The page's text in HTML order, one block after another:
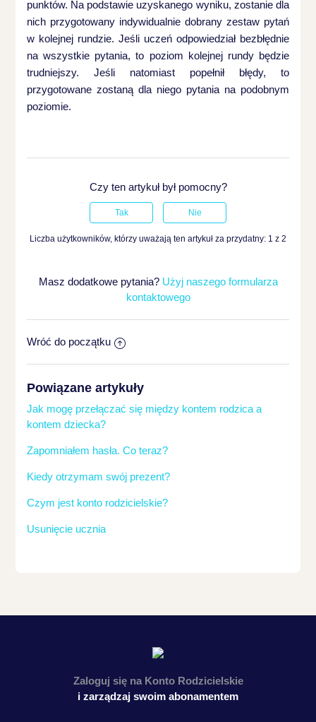
punktów. Na podstawie uzyskanego wyniku, zostanie dla
nich przygotowany indywidualnie dobrany zestaw pytań
w kolejnej rundzie. Jeśli uczeń odpowiedział bezbłędnie
na wszystkie pytania, to poziom kolejnej rundy będzie
trudniejszy. Jeśli natomiast popełnił błędy, to
przygotowane zostaną dla niego pytania na podobnym
poziomie.
Czy ten artykuł był pomocny?
Liczba użytkowników, którzy uważają ten artykuł za przydatny: 1 z 2
Masz dodatkowe pytania? Użyj naszego formularza
kontaktowego
Wróć do początku
Powiązane artykuły
Jak mogę przełączać się między kontem rodzica a
kontem dziecka?
Zapomniałem hasła. Co teraz?
Kiedy otrzymam swój prezent?
Czym jest konto rodzicielskie?
Usunięcie ucznia
Zaloguj się na Konto Rodzicielskie
i zarządzaj swoim abonamentem